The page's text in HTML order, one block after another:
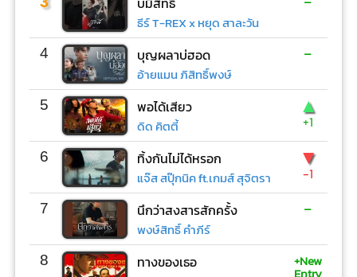
ธีร์ T-REX x หยุด สาละวัน
4 บุญผลาบ่ฮอด
อ้ายแมน ภิสิทธิ์พงษ์
-
5 พอได้เสียว
ดิด คิตตี้
▲
+1
6 ทิ้งกันไม่ได้หรอก
แจ๊ส สปุ๊กนิค ft.เกมส์ สุจิตรา
▼
-1
7 นึกว่าสงสารสักครั้ง
พงษ์สิทธิ์ คำภีร์
-
8 ทางของเธอ +New
Entry